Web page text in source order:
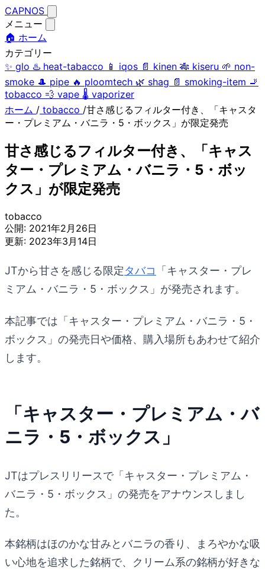
CAPNOS
メニュー
🏠 ホーム
カテゴリー
✨ glo ♨️ heat-tabacco 📱 iqos 📄 kinen 🎋 kiseru 🌱 non-
smoke 🎩 pipe 🔥 ploomtech 🌿 shag 📄 smoking-item 🚬
tobacco 💨 vape 🌡️ vaporizer
ホーム / tobacco /甘さ感じるフィルター付き、「キャスタ
ー・プレミアム・バニラ・5・ボックス」が限定発売
甘さ感じるフィルター付き、「キャス
ター・プレミアム・バニラ・5・ボッ
クス」が限定発売
tobacco
公開: 2021年2月26日
更新: 2023年3月14日
JTから甘さを感じる限定タバコ
「キャスター・プレ
ミアム・バニラ・5・ボックス」が発売されます。
本記事では「キャスター・プレミアム・バニラ・5・
ボックス」の発売日や価格、購入場所もあわせて紹介
します。
「キャスター・プレミアム・バ
ニラ・5・ボックス」
JTはプレスリリースで「キャスター・プレミアム・
バニラ・5・ボックス」の発売をアナウンスしまし
た。
本銘柄はほのかな甘みとバニラの香り、まろやかな吸
い心地を追求した銘柄で、クリーム系の銘柄が好きな